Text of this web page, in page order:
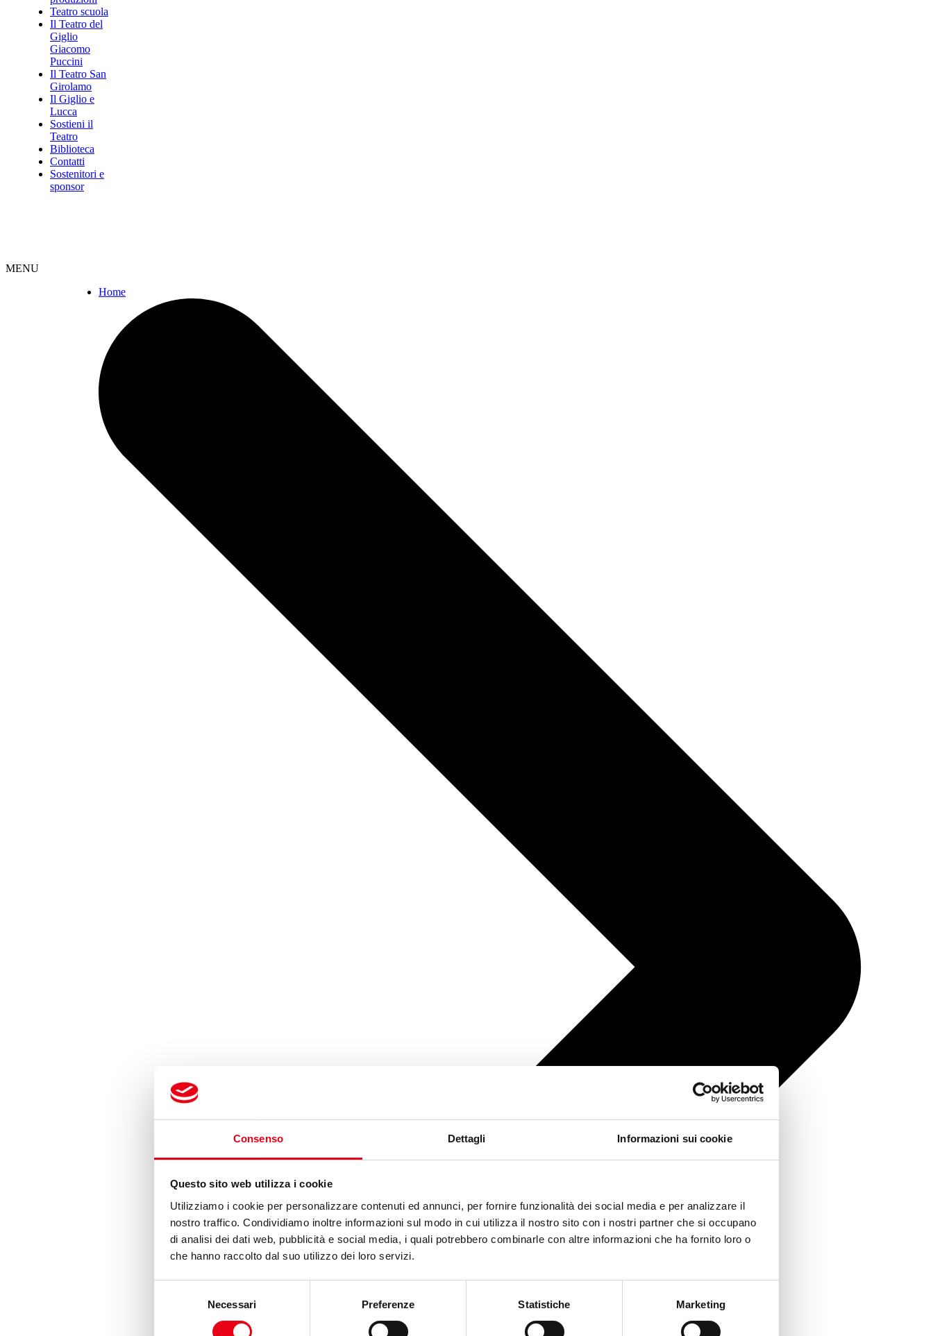
Consenso Dettagli Informazioni sui cookie
Questo sito web utilizza i cookie
Utilizziamo i cookie per personalizzare contenuti ed annunci, per fornire funzionalità dei social media e per analizzare il
nostro traffico. Condividiamo inoltre informazioni sul modo in cui utilizza il nostro sito con i nostri partner che si occupano
di analisi dei dati web, pubblicità e social media, i quali potrebbero combinarle con altre informazioni che ha fornito loro o
che hanno raccolto dal suo utilizzo dei loro servizi.
Necessari Preferenze Statistiche Marketing
Teatro scuola
Il Teatro del
Giglio
Giacomo
Puccini
Il Teatro San
Girolamo
Il Giglio e
Lucca
Sostieni il
Teatro
Biblioteca
Contatti
Sostenitori e
sponsor
MENU
Home